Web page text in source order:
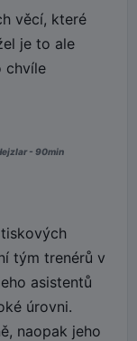
věcí, které
je to ale
chvíle
- 90min
tým trenérů v
asistentů
úrovni.
naopak jeho